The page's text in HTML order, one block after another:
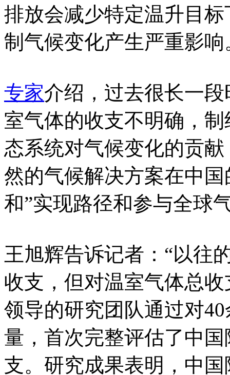
排放会减少特定温升目标
制气候变化产生严重影响
专家介绍，过去很长一
室气体的收支不明确，
态系统对气候变化的贡
然的气候解决方案在中
和”实现路径和参与全球
王旭辉告诉记者：“以往
收支，但对温室气体总
领导的研究团队通过对
量，首次完整评估了中
支。研究成果表明，中